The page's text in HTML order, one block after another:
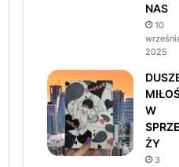
m
NAS
10
2025
W
ŻY
3